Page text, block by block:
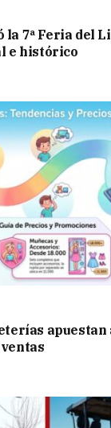
7ª Feria del
e histórico
apuestan